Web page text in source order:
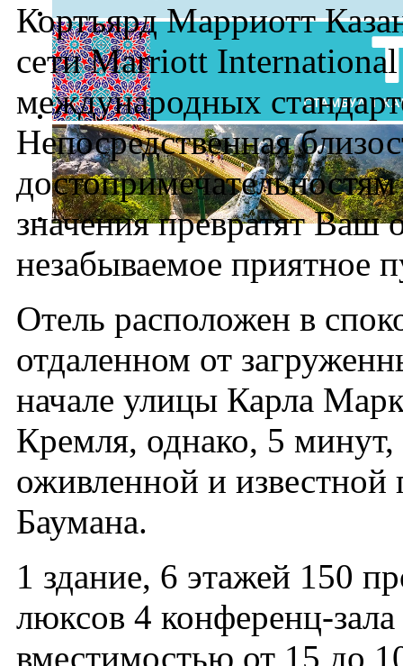
Кортъярд Марриотт
сети Marriott International
международных
Непосредственная
значения превратят Ваш
незабываемое приятное
Отель расположен в
отдаленном от
начале улицы Карла
Кремля, однако, 5
оживленной и
Баумана.
1 здание, 6 этажей 150
люксов 4 конференц-
вместимостью от 15 до